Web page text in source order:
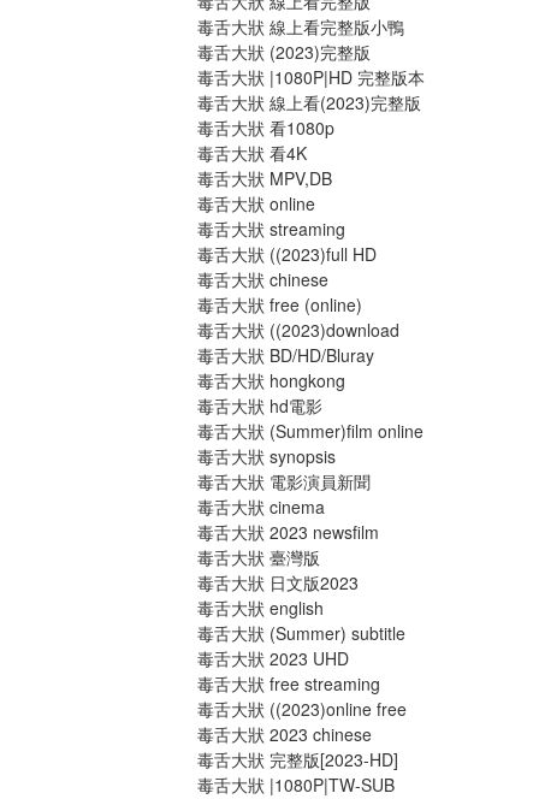
毒舌大狀 線上看完整版小鴨
毒舌大狀 (2023)完整版
毒舌大狀 |1080P|HD 完整版本
毒舌大狀 線上看(2023)完整版
毒舌大狀 看1080p
毒舌大狀 看4K
毒舌大狀 MPV,DB
毒舌大狀 online
毒舌大狀 streaming
毒舌大狀 ((2023)full HD
毒舌大狀 chinese
毒舌大狀 free (online)
毒舌大狀 ((2023)download
毒舌大狀 BD/HD/Bluray
毒舌大狀 hongkong
毒舌大狀 hd電影
毒舌大狀 (Summer)film online
毒舌大狀 synopsis
毒舌大狀 電影演員新聞
毒舌大狀 cinema
毒舌大狀 2023 newsfilm
毒舌大狀 臺灣版
毒舌大狀 日文版2023
毒舌大狀 english
毒舌大狀 (Summer) subtitle
毒舌大狀 2023 UHD
毒舌大狀 free streaming
毒舌大狀 ((2023)online free
毒舌大狀 2023 chinese
毒舌大狀 完整版[2023-HD]
毒舌大狀 |1080P|TW-SUB